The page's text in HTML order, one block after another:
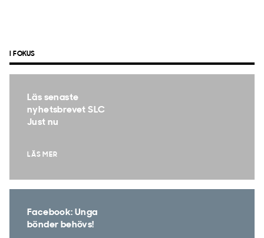
I FOKUS
Läs senaste
nyhetsbrevet SLC
Just nu
LÄS MER
Facebook: Unga
bönder behövs!